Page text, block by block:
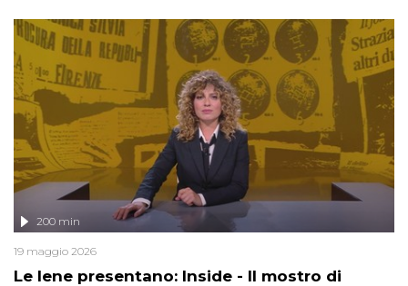
Le Iene presentano: Inside - Il mostro di
200 min
19 maggio 2026